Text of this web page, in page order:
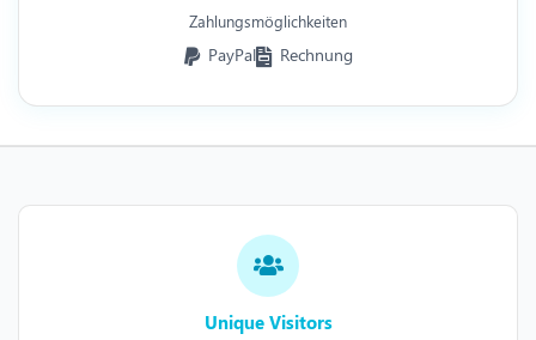
Zahlungsmöglichkeiten
PayPal Rechnung
Unique Visitors